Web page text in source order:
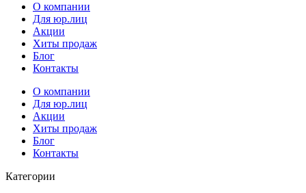
О компании
Для юр.лиц
Акции
Хиты продаж
Блог
Контакты
О компании
Для юр.лиц
Акции
Хиты продаж
Блог
Контакты
Категории